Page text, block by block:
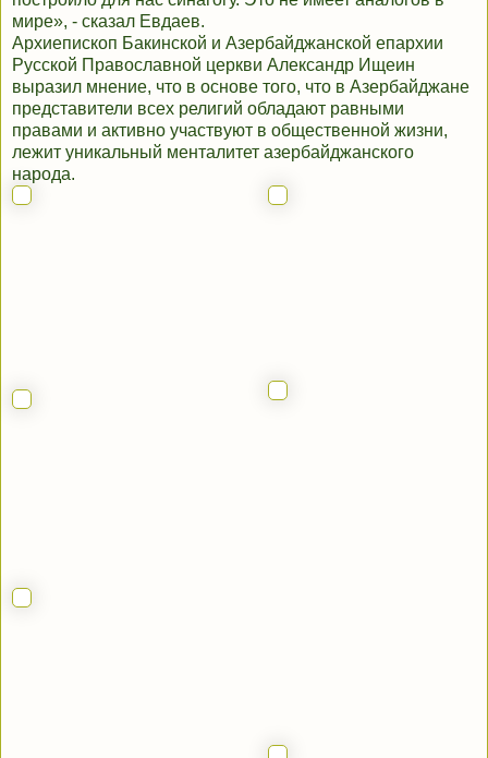
мире», - сказал Евдаев.
Архиепископ Бакинской и Азербайджанской епархии
Русской Православной церкви Александр Ищеин
выразил мнение, что в основе того, что в Азербайджане
представители всех религий обладают равными
правами и активно участвуют в общественной жизни,
лежит уникальный менталитет азербайджанского
народа.